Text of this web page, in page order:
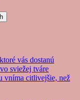
vás dostanú
sviežej tváre
vníma citlivejšie, než